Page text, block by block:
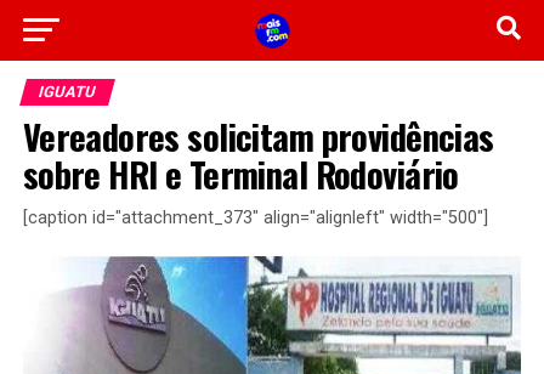
IGUATU
Vereadores solicitam providências
sobre HRI e Terminal Rodoviário
[caption id="attachment_373" align="alignleft" width="500"]